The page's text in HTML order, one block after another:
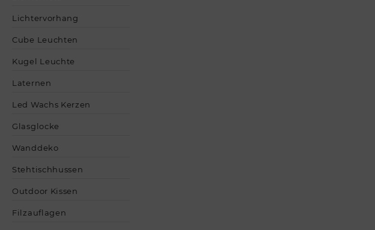
Lichtervorhang
Cube Leuchten
Kugel Leuchte
Laternen
Led Wachs Kerzen
Glasglocke
Wanddeko
Stehtischhussen
Outdoor Kissen
Filzauflagen